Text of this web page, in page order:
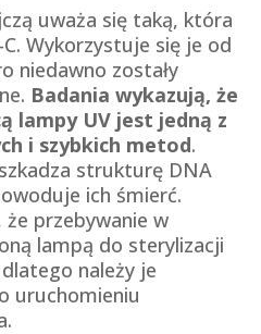
uważa się taką, która
Wykorzystuje się je od
niedawno zostały
Badania wykazują, że
lampy UV jest jedną z
i szybkich metod.
strukturę DNA
ich śmierć.
przebywanie w
lampą do sterylizacji
należy je
uruchomieniu